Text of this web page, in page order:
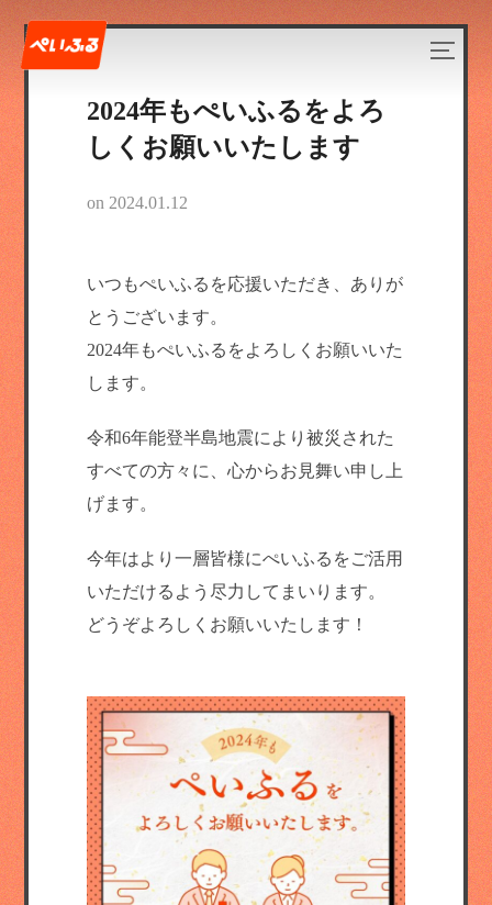
2024年もぺいふるをよろ
しくお願いいたします
on 2024.01.12
いつもぺいふるを応援いただき、ありが
とうございます。
2024年もぺいふるをよろしくお願いいた
します。
令和6年能登半島地震により被災された
すべての方々に、心からお見舞い申し上
げます。
今年はより一層皆様にぺいふるをご活用
いただけるよう尽力してまいります。
どうぞよろしくお願いいたします！